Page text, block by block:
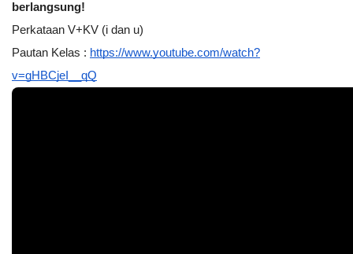
berlangsung!
Perkataan V+KV (i dan u)
Pautan Kelas : https://www.youtube.com/watch?
v=gHBCjeI__qQ